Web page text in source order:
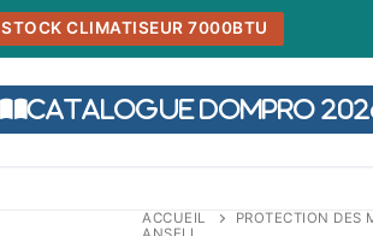
STOCK CLIMATISEUR 7000BTU
Catalogue DOMPRO
ACCUEIL
PROTECTION DES